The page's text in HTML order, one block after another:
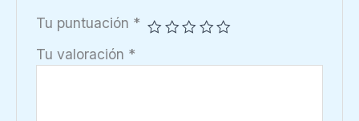
Tu puntuación *
Tu valoración *